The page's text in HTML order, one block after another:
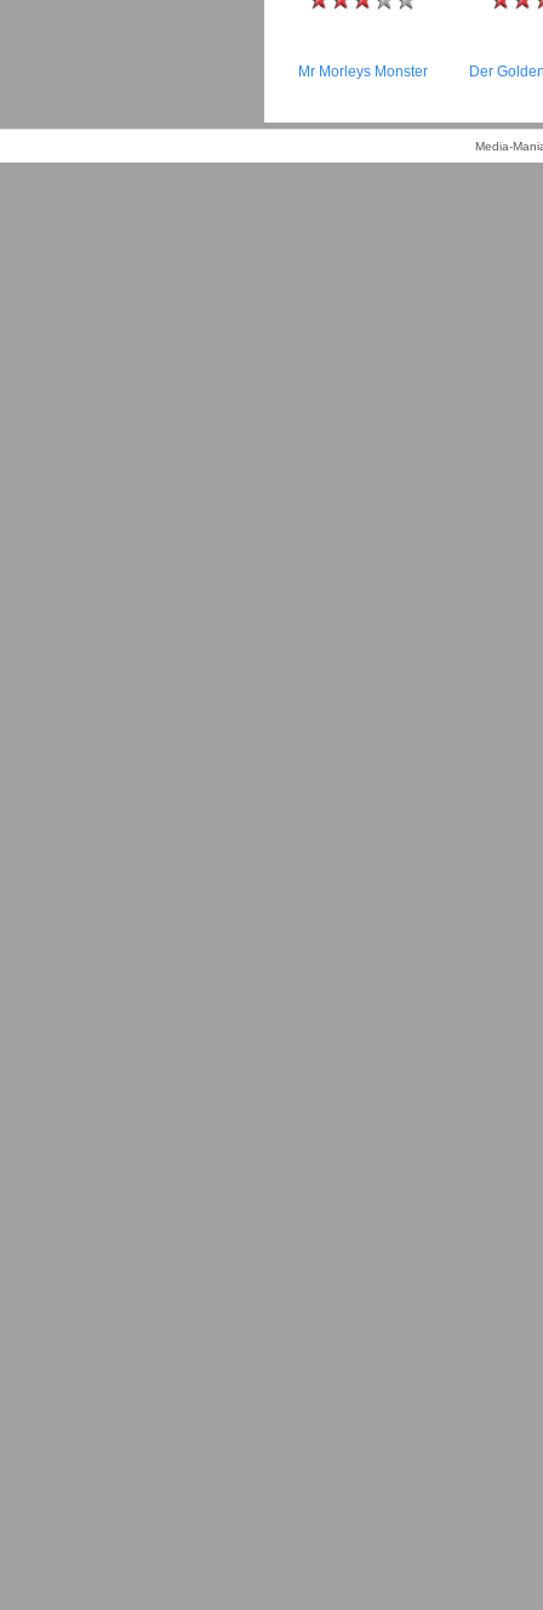
Mr Morleys Monster Der
Media-